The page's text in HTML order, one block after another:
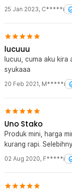
25 Jan 2023, C*****i
lucuuu
lucuu, cuma aku
syukaaa
20 Feb 2021, M*****i
Uno Stako
Produk mini, harga
kurang rapi.
02 Aug 2020, F*****i